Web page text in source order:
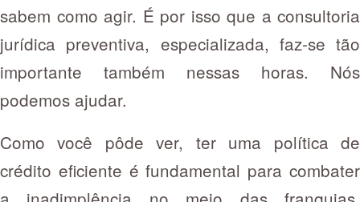
sabem como agir. É por isso que a consultoria
jurídica preventiva, especializada, faz-se tão
importante também nessas horas. Nós
podemos ajudar.
Como você pôde ver, ter uma política de
crédito eficiente é fundamental para combater